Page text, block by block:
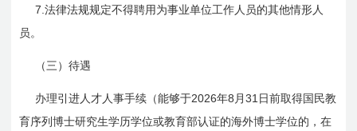
7.法律法规规定不得聘用为事业单位工作人员的其他情形人
员。
（三）待遇
办理引进人才人事手续（能够于2026年8 月31 日前取得国民教
育序列博士研究生学历学位或教育部认证的海外博士学位的，在